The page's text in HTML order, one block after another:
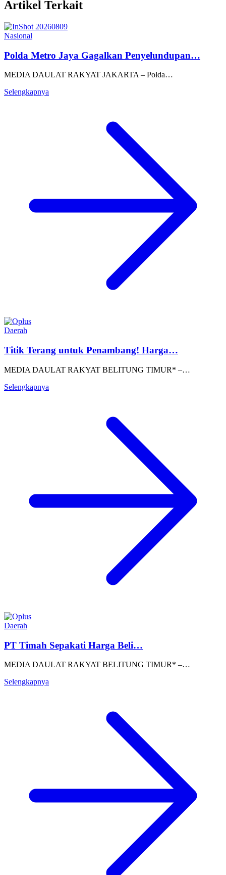
Artikel Terkait
Nasional
Polda Metro Jaya Gagalkan Penyelundupan…
MEDIA DAULAT RAKYAT JAKARTA – Polda…
Selengkapnya
Daerah
Titik Terang untuk Penambang! Harga…
MEDIA DAULAT RAKYAT BELITUNG TIMUR* –…
Selengkapnya
Daerah
PT Timah Sepakati Harga Beli…
MEDIA DAULAT RAKYAT BELITUNG TIMUR* –…
Selengkapnya